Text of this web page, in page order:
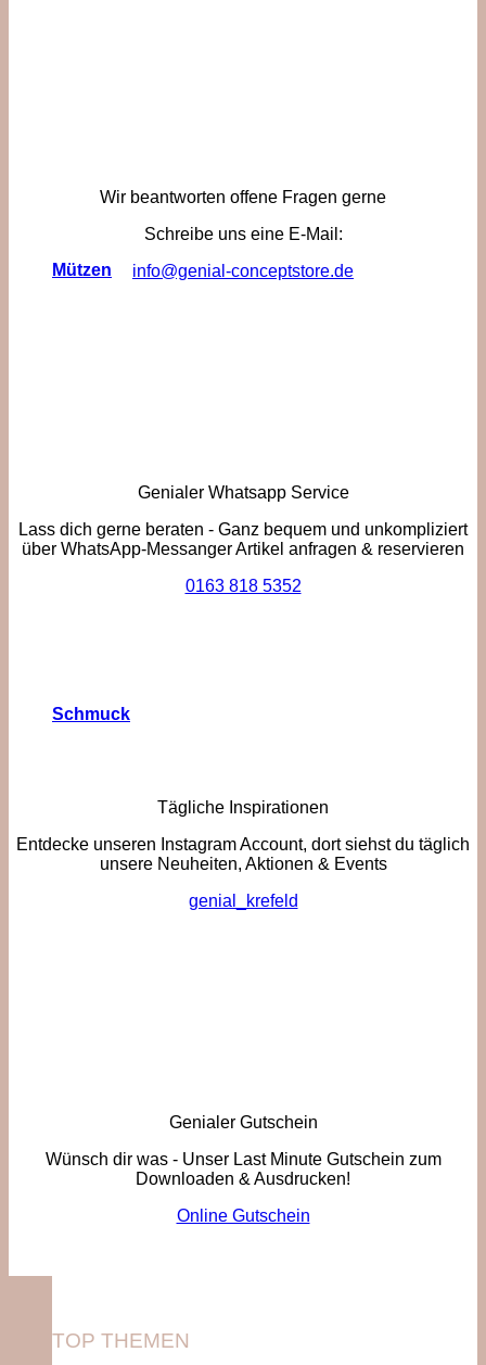
Mützen
Schmuck
Wir beantworten offene Fragen gerne
Schreibe uns eine E-Mail:
info@genial-conceptstore.de
Genialer Whatsapp Service
Lass dich gerne beraten - Ganz bequem und unkompliziert
über WhatsApp-Messanger Artikel anfragen & reservieren
0163 818 5352
Tägliche Inspirationen
Entdecke unseren Instagram Account, dort siehst du täglich
unsere Neuheiten, Aktionen & Events
genial_krefeld
Genialer Gutschein
Wünsch dir was - Unser Last Minute Gutschein zum
Downloaden & Ausdrucken!
Online Gutschein
TOP THEMEN